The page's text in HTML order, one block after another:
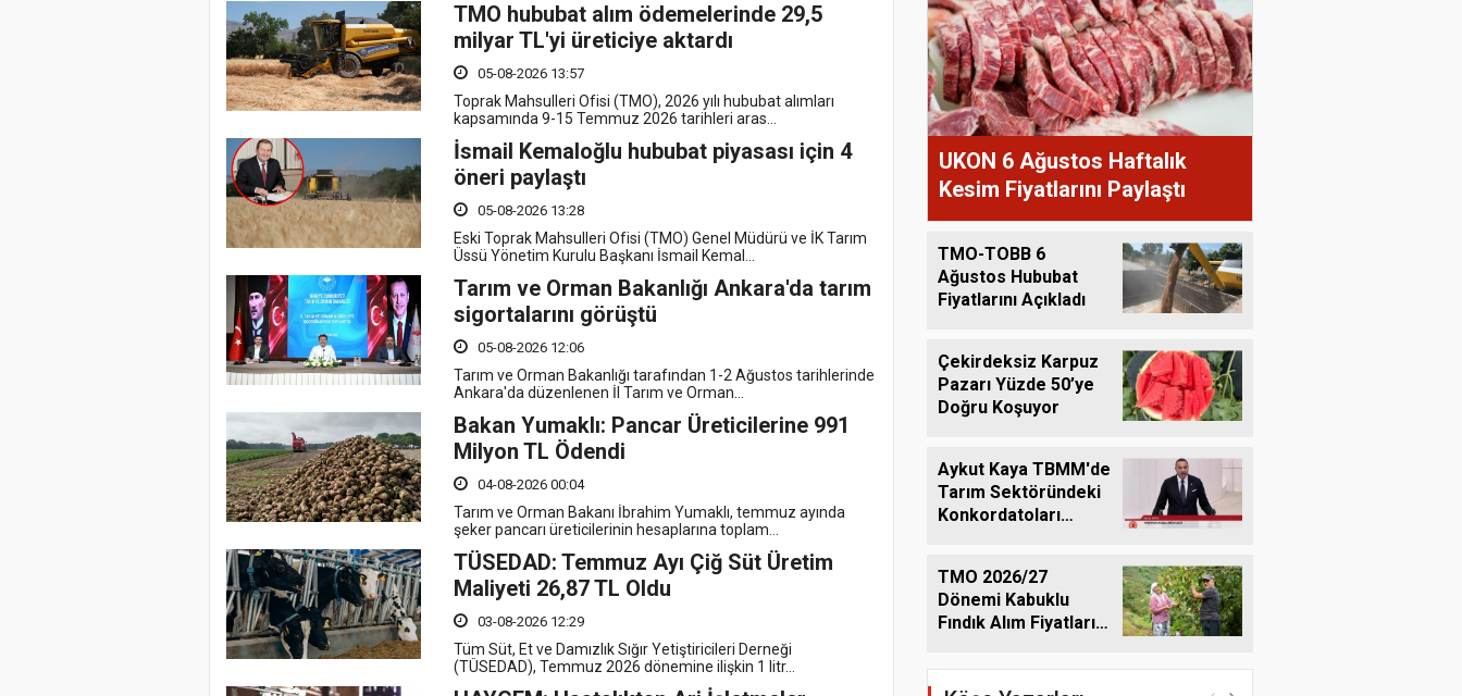
TMO hububat alım ödemelerinde 29,5
milyar TL'yi üreticiye aktardı
05-08-2026 13:57
Toprak Mahsulleri Ofisi (TMO), 2026 yılı hububat alımları
kapsamında 9-15 Temmuz 2026 tarihleri aras...
İsmail Kemaloğlu hububat piyasası için 4
öneri paylaştı
05-08-2026 13:28
Eski Toprak Mahsulleri Ofisi (TMO) Genel Müdürü ve İK Tarım
Üssü Yönetim Kurulu Başkanı İsmail Kemal...
Tarım ve Orman Bakanlığı Ankara'da tarım
sigortalarını görüştü
05-08-2026 12:06
Tarım ve Orman Bakanlığı tarafından 1-2 Ağustos tarihlerinde
Ankara'da düzenlenen İl Tarım ve Orman...
Bakan Yumaklı: Pancar Üreticilerine 991
Milyon TL Ödendi
04-08-2026 00:04
Tarım ve Orman Bakanı İbrahim Yumaklı, temmuz ayında
şeker pancarı üreticilerinin hesaplarına toplam...
TÜSEDAD: Temmuz Ayı Çiğ Süt Üretim
Maliyeti 26,87 TL Oldu
03-08-2026 12:29
Tüm Süt, Et ve Damızlık Sığır Yetiştiricileri Derneği
(TÜSEDAD), Temmuz 2026 dönemine ilişkin 1 litr...
UKON 6 Ağustos Haftalık
Kesim Fiyatlarını Paylaştı
TMO-TOBB 6
Ağustos Hububat
Fiyatlarını Açıkladı
Çekirdeksiz Karpuz
Pazarı Yüzde 50’ye
Doğru Koşuyor
Aykut Kaya TBMM'de
Tarım Sektöründeki
Konkordatoları
TMO 2026/27
Dönemi Kabuklu
Fındık Alım Fiyatlarını